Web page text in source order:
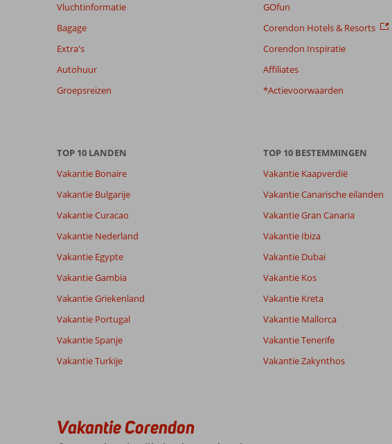
de
te
over
onze
beoordelingen.
Totale score
Gebaseerd op:
96,8
Ruim
voldoende
Eten
Kindvriendelijk
Wifi kwaliteit
Ervaringen
van onze
klanten
Taal
Filter reisgezelschap
Alle
Anoniem
Eftalou:
Mooie
Ligging 9
Service
7
Vluchtinformatie
Bagage
Extra's
Autohuur
Groepsreizen
GOfun
Corendon Hotels & Resorts
Corendon Inspiratie
Affiliates
*Actievoorwaarden
TOP 10 LANDEN
Vakantie Bonaire
Vakantie Bulgarije
Vakantie Curacao
Vakantie Nederland
Vakantie Egypte
Vakantie Gambia
Vakantie Griekenland
Vakantie Portugal
Vakantie Spanje
Vakantie Turkije
TOP 10 BESTEMMINGEN
Vakantie Kaapverdië
Vakantie Canarische eilanden
Vakantie Gran Canaria
Vakantie Ibiza
Vakantie Dubai
Vakantie Kos
Vakantie Kreta
Vakantie Mallorca
Vakantie Tenerife
Vakantie Zakynthos
Vakantie Corendon